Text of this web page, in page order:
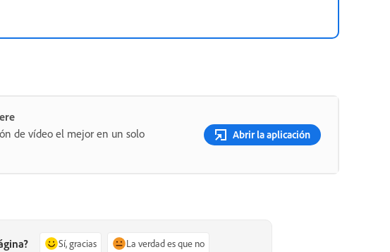
de vídeo el mejor en un solo
Abrir la aplicación
Sí, gracias La verdad es que no